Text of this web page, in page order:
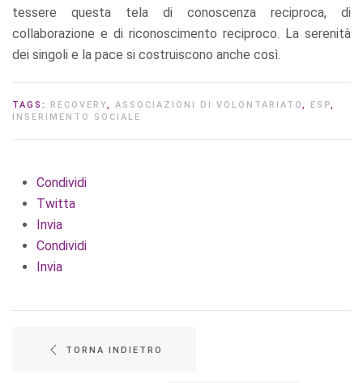
tessere questa tela di conoscenza reciproca, di
collaborazione e di riconoscimento reciproco. La serenità
dei singoli e la pace si costruiscono anche così.
TAGS: RECOVERY, ASSOCIAZIONI DI VOLONTARIATO, ESP,
INSERIMENTO SOCIALE
Condividi
Twitta
Invia
Condividi
Invia
TORNA INDIETRO